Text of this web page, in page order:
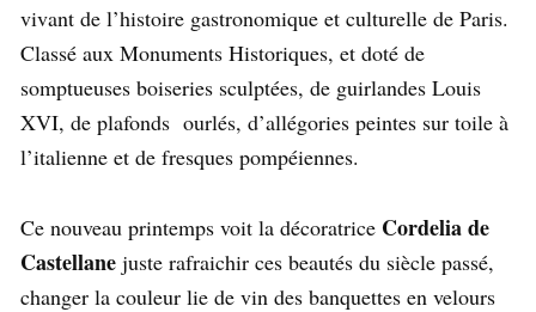
vivant de l’histoire gastronomique et culturelle de Paris.
Classé aux Monuments Historiques, et doté de
somptueuses boiseries sculptées, de guirlandes Louis
XVI, de plafonds ourlés, d’allégories peintes sur toile à
l’italienne et de fresques pompéiennes.
Ce nouveau printemps voit la décoratrice Cordelia de
Castellane juste rafraichir ces beautés du siècle passé,
changer la couleur lie de vin des banquettes en velours